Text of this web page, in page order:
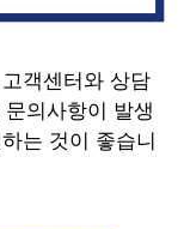
객센터와 상담
의사항이 발생
는 것이 좋습니